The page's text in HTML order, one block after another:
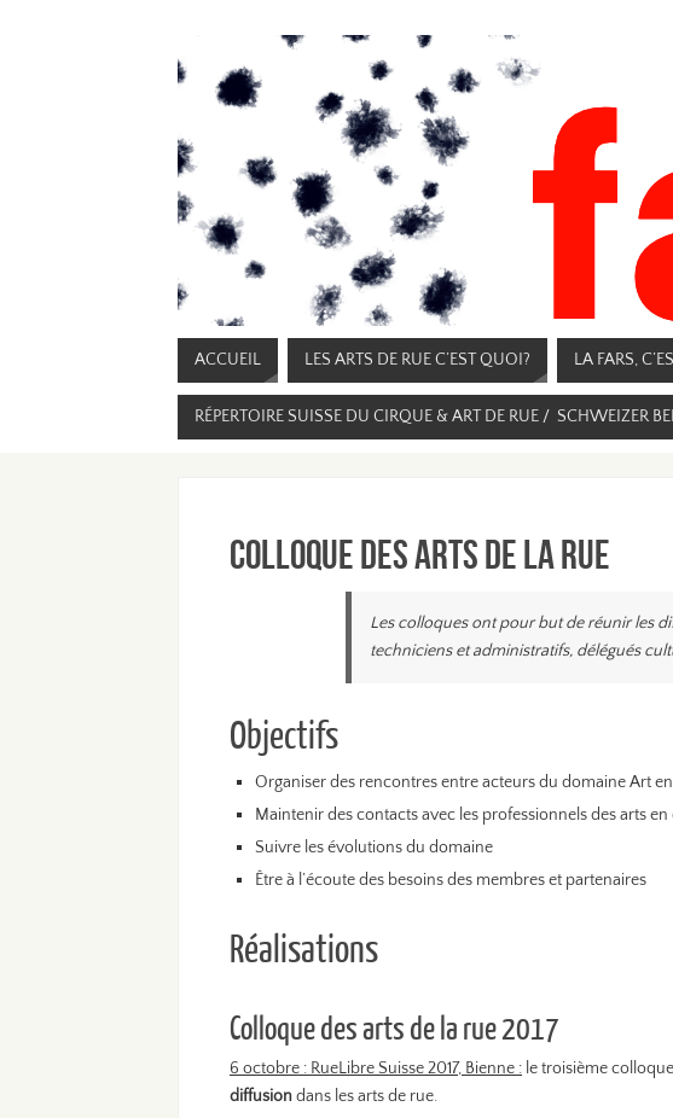
ACCUEIL LES ARTS DE RUE C’EST QUOI? LA FARS,
RÉPERTOIRE SUISSE DU CIRQUE & ART DE RUE / SCHWEIZER
Colloque des arts de la rue
Les colloques ont pour but de réunir les
techniciens et administratifs, délégués
Objectifs
Organiser des rencontres entre acteurs du domaine Art
Maintenir des contacts avec les professionnels des arts
Suivre les évolutions du domaine
Être à l’écoute des besoins des membres et partenaires
Réalisations
Colloque des arts de la rue 2017
6 octobre : RueLibre Suisse 2017, Bienne : le troisième
diffusiondans les arts de rue.